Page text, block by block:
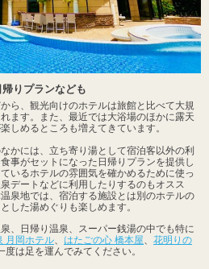
りプランなども
ら、観光向けのホテルは旅館と比べて大規
ます。また、最近では大浴場のほかに露天
しめるところも増えてきています。
かには、立ち寄り湯として宿泊客以外の利
事がセットになった日帰りプランを提供し
いるホテルの雰囲気を確かめるために使っ
デートなどに利用したりするのもオスス
泉地では、宿泊する施設とは別のホテルの
した湯めぐりも楽しめます。
、日帰り温泉、スーパー銭湯の中でも特に
月岡ホテル、 はたごの心 橋本屋、 花明りの
は足を運んでみてください。